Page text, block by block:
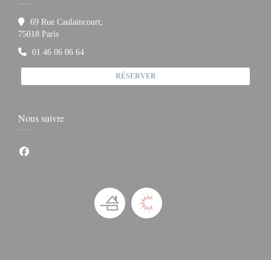
69 Rue Caulaincourt,
75018 Paris((ouvre une nouvelle fenêtre))
01 46 06 06 64
RÉSERVER
Nous suivre
Facebook ((ouvre une nouvelle fenêtre))